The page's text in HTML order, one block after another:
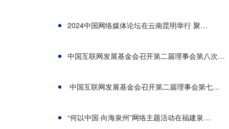
2024中国网络媒体论坛在云南昆明举行 聚…
中国互联网发展基金会召开第二届理事会第八次…
中国互联网发展基金会召开第二届理事会第七…
“何以中国·向海泉州”网络主题活动在福建泉…